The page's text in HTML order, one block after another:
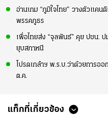
อ่านเกม “ภูมิใจไทย” วางตัวแค
พรรคภูธร
เพื่อไทยส่ง “จุลพันธ์” คุย ปชน. ป
ยุบสภาหนี
โปรดเกล้าฯ พ.ร.บ.ว่าด้วยการอ
ต.ค.
แท็กที่เกี่ยวข้อง